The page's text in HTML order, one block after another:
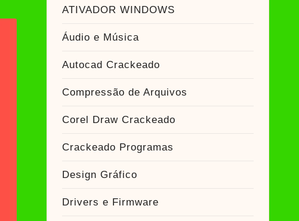
Ativador Crackeado
| Ativador Crackeado
ATIVADOR WINDOWS
Áudio e Música
Autocad Crackeado
Compressão de Arquivos
Corel Draw Crackeado
Crackeado Programas
Design Gráfico
Drivers e Firmware